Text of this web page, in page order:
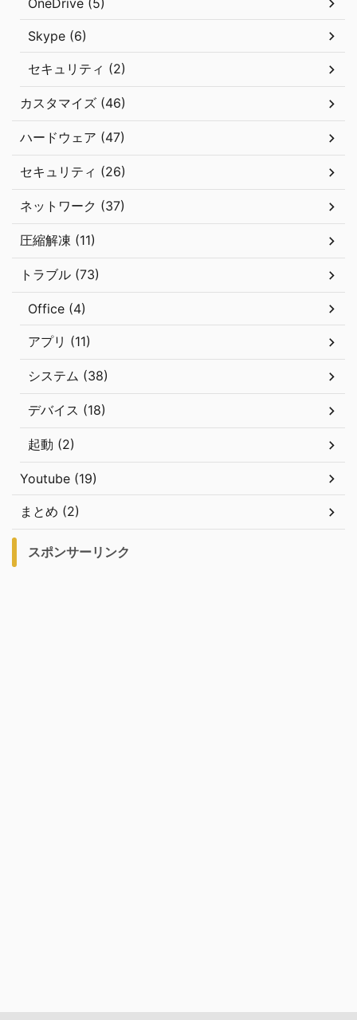
OneDrive (5)
Skype (6)
セキュリティ (2)
カスタマイズ (46)
ハードウェア (47)
セキュリティ (26)
ネットワーク (37)
圧縮解凍 (11)
トラブル (73)
Office (4)
アプリ (11)
システム (38)
デバイス (18)
起動 (2)
Youtube (19)
まとめ (2)
スポンサーリンク